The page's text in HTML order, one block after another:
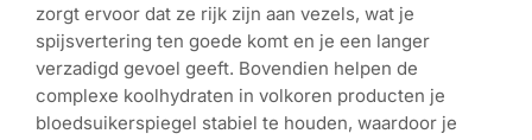
zorgt ervoor dat ze rijk zijn aan vezels, wat je
spijsvertering ten goede komt en je een langer
verzadigd gevoel geeft. Bovendien helpen de
complexe koolhydraten in volkoren producten je
bloedsuikerspiegel stabiel te houden, waardoor je